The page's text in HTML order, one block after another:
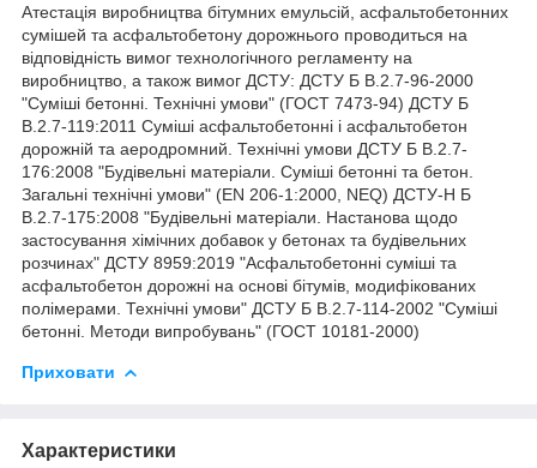
Атестація виробництва бітумних емульсій, асфальтобетонних
сумішей та асфальтобетону дорожнього проводиться на
відповідність вимог технологічного регламенту на
виробництво, а також вимог ДСТУ: ДСТУ Б В.2.7-96-2000
"Суміші бетонні. Технічні умови" (ГОСТ 7473-94) ДСТУ Б
В.2.7-119:2011 Суміші асфальтобетонні і асфальтобетон
дорожній та аеродромний. Технічні умови ДСТУ Б В.2.7-
176:2008 "Будівельні матеріали. Суміші бетонні та бетон.
Загальні технічні умови" (EN 206-1:2000, NEQ) ДСТУ-Н Б
В.2.7-175:2008 "Будівельні матеріали. Настанова щодо
застосування хімічних добавок у бетонах та будівельних
розчинах" ДСТУ 8959:2019 "Асфальтобетонні суміші та
асфальтобетон дорожні на основі бітумів, модифікованих
полімерами. Технічні умови" ДСТУ Б В.2.7-114-2002 "Суміші
бетонні. Методи випробувань" (ГОСТ 10181-2000)
Приховати
Характеристики